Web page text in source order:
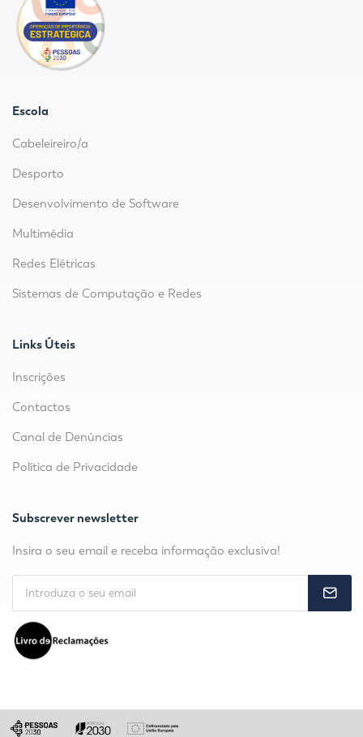
Escola
Cabeleireiro/a
Desporto
Desenvolvimento de Software
Multimédia
Redes Elétricas
Sistemas de Computação e Redes
Links Úteis
Inscrições
Contactos
Canal de Denúncias
Política de Privacidade
Subscrever newsletter
Insira o seu email e receba informação exclusiva!